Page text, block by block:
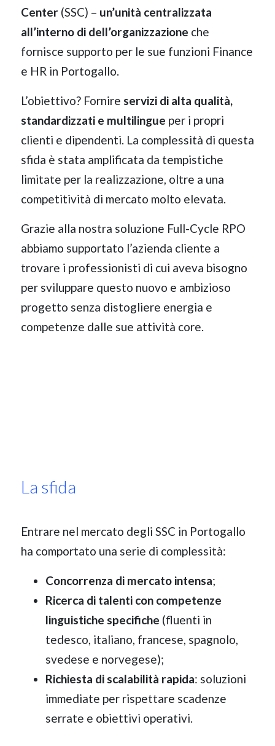
Center(SSC) – un’unità centralizzata
all’interno di dell’organizzazione che
fornisce supporto per le sue funzioni Finance
e HR in Portogallo.
L’obiettivo? Fornire servizi di alta qualità,
standardizzati e multilingue per i propri
clienti e dipendenti. La complessità di questa
sfida è stata amplificata da tempistiche
limitate per la realizzazione, oltre a una
competitività di mercato molto elevata.
Grazie alla nostra soluzione Full-Cycle RPO
abbiamo supportato l’azienda cliente a
trovare i professionisti di cui aveva bisogno
per sviluppare questo nuovo e ambizioso
progetto senza distogliere energia e
competenze dalle sue attività core.
La sfida
Entrare nel mercato degli SSC in Portogallo
ha comportato una serie di complessità:
Concorrenza di mercato intensa;
Ricerca di talenti con competenze
linguistiche specifiche (fluenti in
tedesco, italiano, francese, spagnolo,
svedese e norvegese);
Richiesta di scalabilità rapida: soluzioni
immediate per rispettare scadenze
serrate e obiettivi operativi.